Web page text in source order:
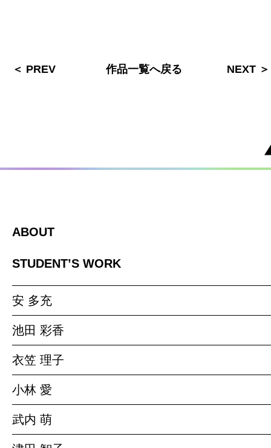
＜ PREV 作品一覧へ戻る NEXT ＞
ABOUT
STUDENT’S WORK
安 多充
池田 彩香
衣笠 理子
小林 愛
武内 萌